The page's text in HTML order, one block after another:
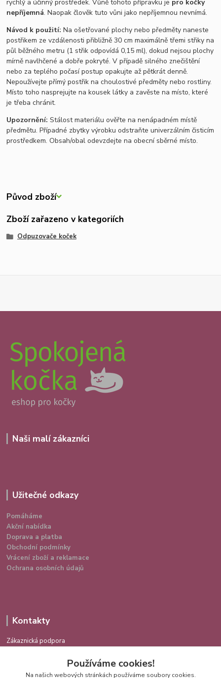
rychlý a účinný prostředek.Vůně tohoto přípravku je pro kočky
nepříjemná. Naopak člověk tuto vůni jako nepříjemnou nevnímá.
Návod k použití: Na ošetřované plochy nebo předměty naneste
postřikem ze vzdálenosti přibližně 30 cm maximálně třemi střiky na
půl běžného metru (1 střik odpovídá 0,15 ml), dokud nejsou plochy
mírně navlhčené a dobře pokryté. V případě silného znečištění
nebo za teplého počasí postup opakujte až pětkrát denně.
Nepoužívejte přímý postřik na choulostivé předměty nebo rostliny.
Místo toho nasprejujte na kousek látky a zavěste na místo, které
je třeba chránit.
Upozornění: Stálost materiálu ověřte na nenápadném místě
předmětu. Případné zbytky výrobku odstraňte univerzálním čisticím
prostředkem. Obsah/obal odevzdejte na obecní sběrné místo.
Původ zboží
Zboží zařazeno v kategoriích
Odpuzovače koček
Naši malí zákazníci
Užitečné odkazy
Pomáháme
Akční nabídka
Doprava a platba
Obchodní podmínky
Vrácení zboží a reklamace
Ochrana osobních údajů
Kontakty
Zákaznická podpora
Používáme cookies!
Na našich webových stránkách používáme soubory cookies.